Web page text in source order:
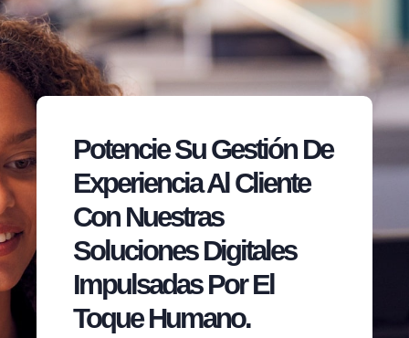
Potencie Su Gestión De
Experiencia Al Cliente
Con Nuestras
Soluciones Digitales
Impulsadas Por El
Toque Humano.